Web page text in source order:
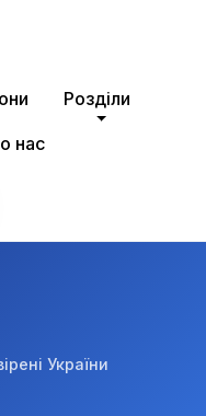
Розділи
нас
України